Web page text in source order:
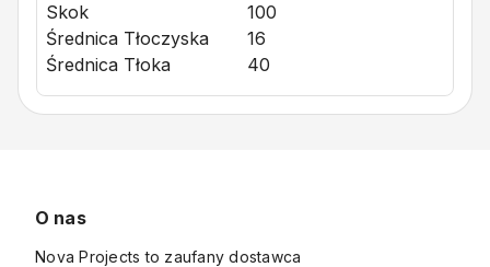
Skok
100
Średnica Tłoczyska
16
Średnica Tłoka
40
O nas
Nova Projects to zaufany dostawca